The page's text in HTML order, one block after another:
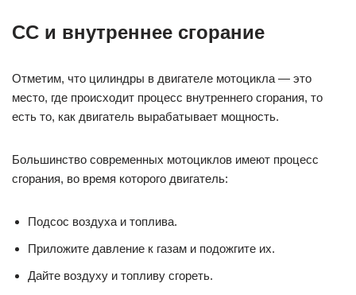
CC и внутреннее сгорание
Отметим, что цилиндры в двигателе мотоцикла — это
место, где происходит процесс внутреннего сгорания, то
есть то, как двигатель вырабатывает мощность.
Большинство современных мотоциклов имеют процесс
сгорания, во время которого двигатель:
Подсос воздуха и топлива.
Приложите давление к газам и подожгите их.
Дайте воздуху и топливу сгореть.